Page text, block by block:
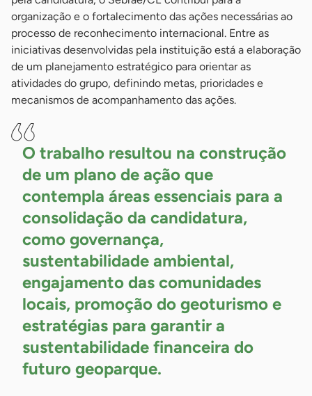
organização e o fortalecimento das ações necessárias ao
processo de reconhecimento internacional. Entre as
iniciativas desenvolvidas pela instituição está a elaboração
de um planejamento estratégico para orientar as
atividades do grupo, definindo metas, prioridades e
mecanismos de acompanhamento das ações.
O trabalho resultou na construção
de um plano de ação que
contempla áreas essenciais para a
consolidação da candidatura,
como governança,
sustentabilidade ambiental,
engajamento das comunidades
locais, promoção do geoturismo e
estratégias para garantir a
sustentabilidade financeira do
futuro geoparque.